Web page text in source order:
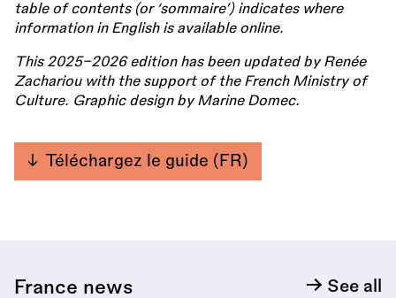
table of contents (or ‘sommaire’) indicates where
information in English is available online.
This 2025–2026 edition has been updated by Renée
Zachariou with the support of the French Ministry of
Culture. Graphic design by Marine Domec.
Téléchargez le guide (FR)
France news See all